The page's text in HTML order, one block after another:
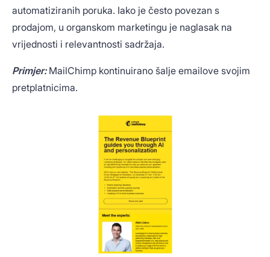
automatiziranih poruka. Iako je često povezan s
prodajom, u organskom marketingu je naglasak na
vrijednosti i relevantnosti sadržaja.
Primjer: MailChimp kontinuirano šalje emailove svojim
pretplatnicima.